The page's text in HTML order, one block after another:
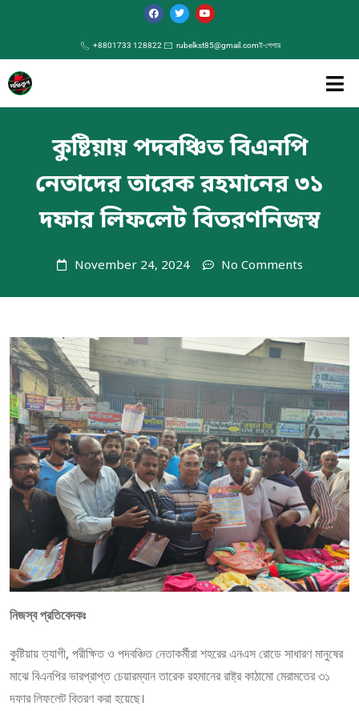
+8801733 128822 rubelkst85@gmail.comই-পেপার
কুষ্টিয়ায় পদবঞ্চিত বিএনপি
নেতাদের তারেক রহমানের ৩১
দফার লিফলেট বিতরণনিজস্ব
November 24, 2024 No Comments
নিজস্ব প্রতিবেদকঃ
কুষ্টিয়ায় ত্যাগী, পরীক্ষিত ও পদবঞ্চিত নেতাকর্মীরা শহরের এনএস রোডে সাধারণ মানুষের
মাঝে বিএনপির ভারপ্রাপ্ত চেয়ারম্যান তারেক রহমানের রাষ্ট্র কাঠামো মেরামতের ৩১
দফার লিফলেট বিতরণ করা হয়েছে।